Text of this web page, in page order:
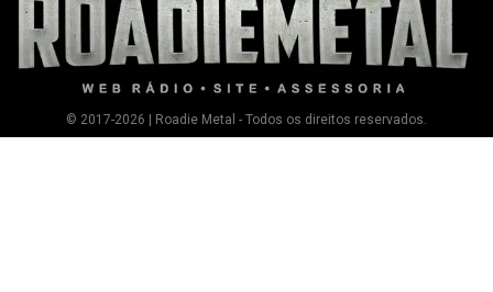
© 2017-2026 | Roadie Metal - Todos os direitos reservados.